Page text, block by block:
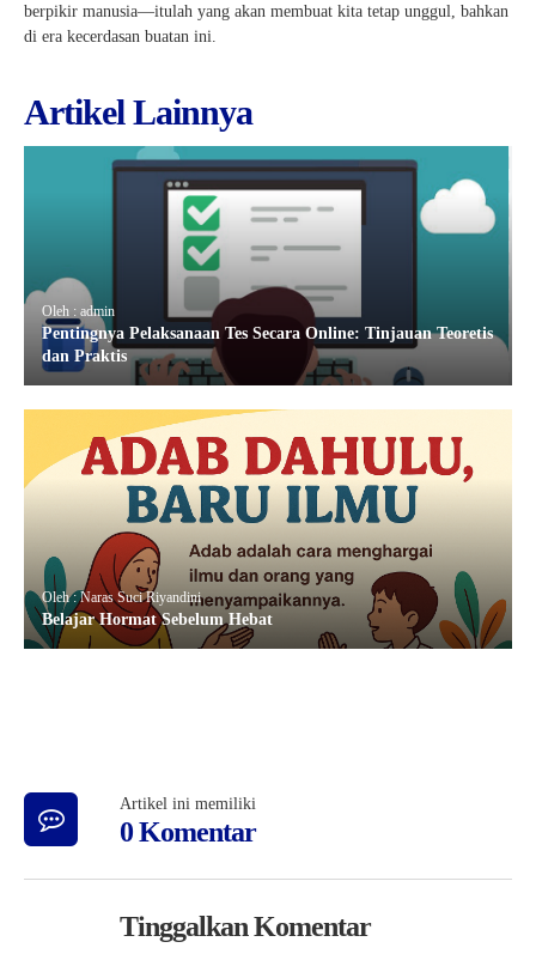
berpikir manusia—itulah yang akan membuat kita tetap unggul, bahkan
di era kecerdasan buatan ini.
Artikel Lainnya
Oleh : admin
Pentingnya Pelaksanaan Tes Secara Online: Tinjauan Teoretis
dan Praktis
Oleh : Naras Suci Riyandini
Belajar Hormat Sebelum Hebat
Artikel ini memiliki
0 Komentar
Tinggalkan Komentar